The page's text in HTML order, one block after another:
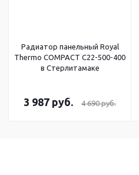
Радиатор панельный Royal
Thermo COMPACT C22-500-400
в Стерлитамаке
3 987 руб. 4 690руб.